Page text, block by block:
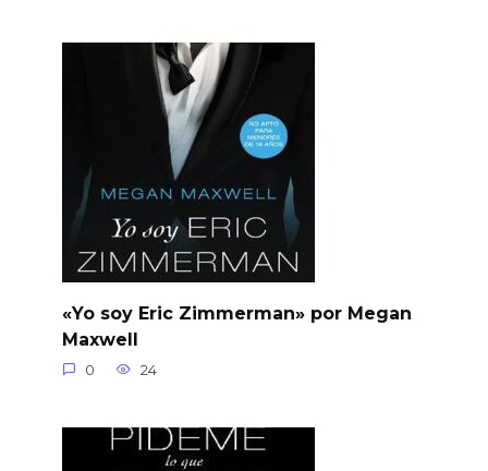
«Yo soy Eric Zimmerman» por Megan
Maxwell
0 24